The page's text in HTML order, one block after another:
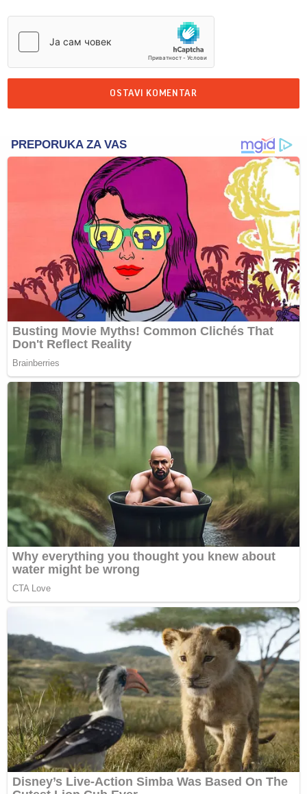
OSTAVI KOMENTAR